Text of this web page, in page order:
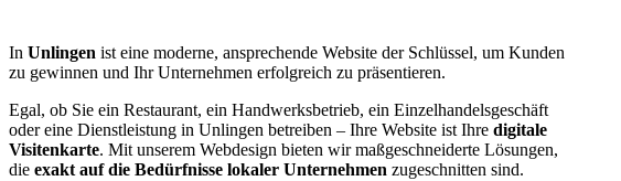
In Unlingen ist eine moderne, ansprechende Website der Schlüssel, um Kunden
zu gewinnen und Ihr Unternehmen erfolgreich zu präsentieren.
Egal, ob Sie ein Restaurant, ein Handwerksbetrieb, ein Einzelhandelsgeschäft
oder eine Dienstleistung in Unlingen betreiben – Ihre Website ist Ihre digitale
Visitenkarte. Mit unserem Webdesign bieten wir maßgeschneiderte Lösungen,
die exakt auf die Bedürfnisse lokaler Unternehmen zugeschnitten sind.